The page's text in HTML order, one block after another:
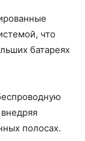
что
батареях
полосах.